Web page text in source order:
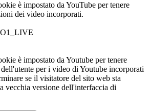
è impostato da YouTube per tenere
dei video incorporati.
è impostato da Youtube per tenere
per i video di Youtube incorporati
se il visitatore del sito web sta
vecchia versione dell'interfaccia di